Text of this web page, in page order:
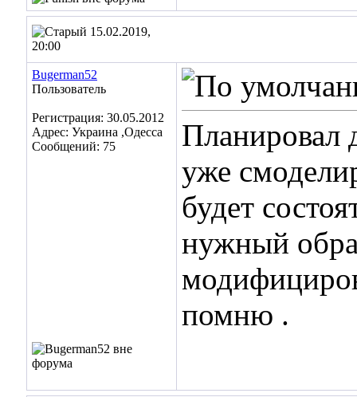
15.02.2019,
20:00
Bugerman52
Пользователь
Регистрация: 30.05.2012
Адрес: Украина ,Одесса
Сообщений: 75
Планировал
уже
будет
нужный
помню .